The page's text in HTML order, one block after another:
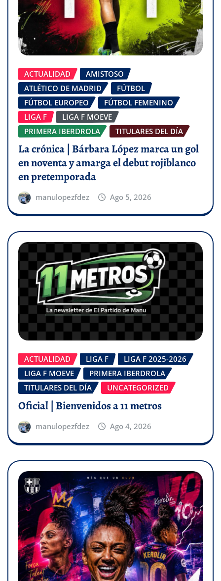
ACTUALIDAD
AMISTOSO
ATLÉTICO DE MADRID
FÚTBOL
FÚTBOL EUROPEO
FÚTBOL FEMENINO
LIGA F
LIGA F MOEVE
PRIMERA IBERDROLA
TITULARES DEL DÍA
La crónica | Bárbara López marca un gol
en noventa y amarga el debut rojiblanco
en pretemporada
manulopezfdez Ago 5, 2026
ACTUALIDAD LIGA F
LIGA F 2025-2026
LIGA F MOEVE
PRIMERA IBERDROLA
TITULARES DEL DÍA
UNCATEGORIZED
Oficial | Bienvenidos a 11 metros
manulopezfdez Ago 4, 2026